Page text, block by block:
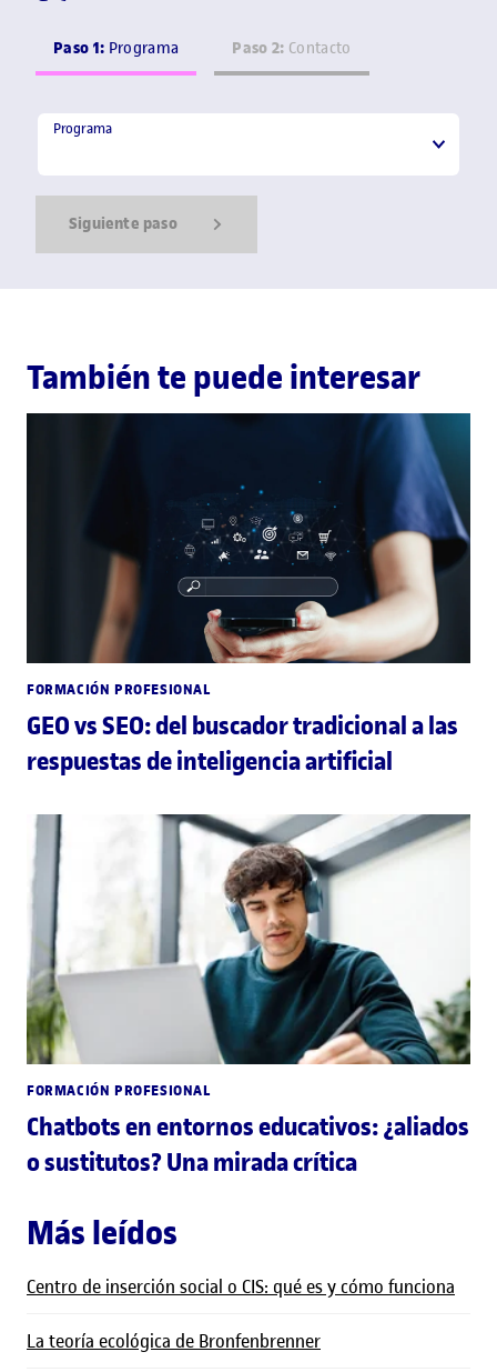
Paso 1: Programa Paso 2: Contacto
Programa
Programa
Siguiente paso
También te puede interesar
FORMACIÓN PROFESIONAL
GEO vs SEO: del buscador tradicional a las
respuestas de inteligencia artificial
FORMACIÓN PROFESIONAL
Chatbots en entornos educativos: ¿aliados
o sustitutos? Una mirada crítica
Más leídos
Centro de inserción social o CIS: qué es y cómo funciona
La teoría ecológica de Bronfenbrenner